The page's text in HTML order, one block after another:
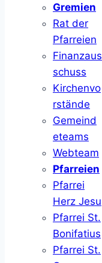
Gremien
Rat der
Pfarreien
Finanzaus
schuss
Kirchenvo
rstände
Gemeind
eteams
Webteam
Pfarreien
Pfarrei
Herz Jesu
Pfarrei St.
Bonifatius
Pfarrei St.